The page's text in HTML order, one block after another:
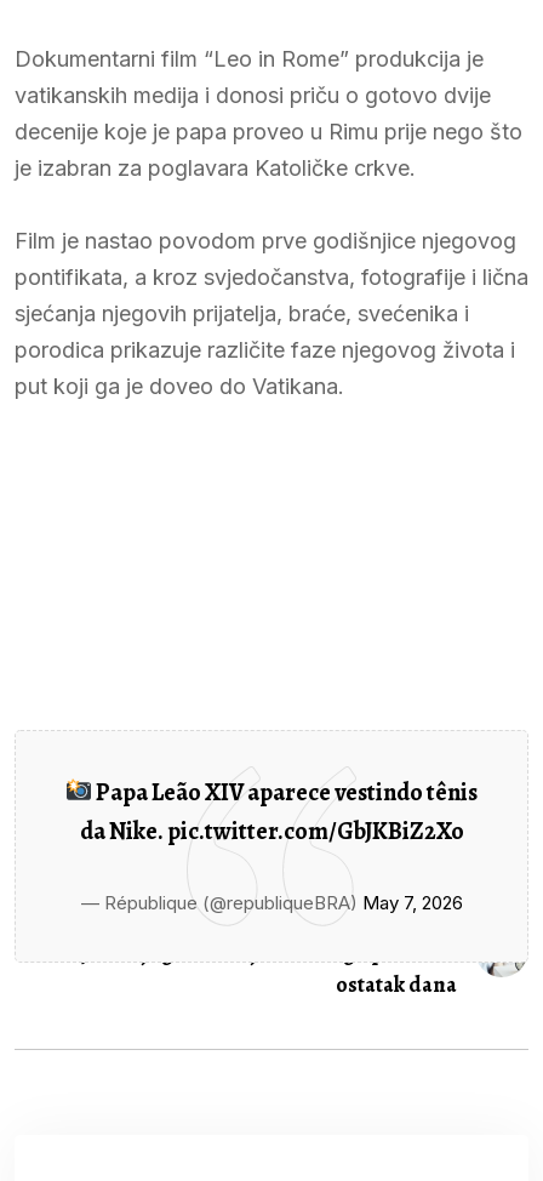
Dokumentarni film “Leo in Rome” produkcija je
vatikanskih medija i donosi priču o gotovo dvije
decenije koje je papa proveo u Rimu prije nego što
je izabran za poglavara Katoličke crkve.
Film je nastao povodom prve godišnjice njegovog
pontifikata, a kroz svjedočanstva, fotografije i lična
sjećanja njegovih prijatelja, braće, svećenika i
porodica prikazuje različite faze njegovog života i
put koji ga je doveo do Vatikana.
Papa Leão XIV aparece vestindo tênis
da Nike.pic.twitter.com/GbJKBiZ2Xo
— République (@republiqueBRA) May 7, 2026
Prethodni članak
Ansambl “Iskre” iz Tuzle osvojio najzlatnije
Sljedeći Članak
ostatak dana